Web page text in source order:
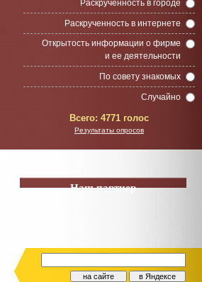
Раскрученность в городе
Раскрученность в интернете
Открытость информации о фирме
и ее деятельности
По совету знакомых
Случайно
Всего: 4771 голос
Результаты опросов
Наш партнер